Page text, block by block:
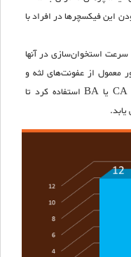
این فیکسچرها در افراد با
استخوان‌سازی در آنها
معمول از عفونت‌های لثه و
دهان رنج می‌برند، می‌توان از فیکسچرهای CA یا BA استفاده کرد تا